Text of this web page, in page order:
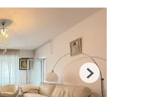
Next